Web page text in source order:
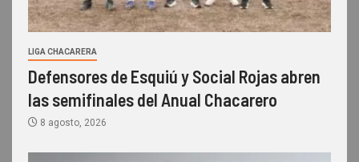
LIGA CHACARERA
Defensores de Esquiú y Social Rojas abren
las semifinales del Anual Chacarero
8 agosto, 2026